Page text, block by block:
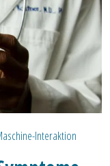
Interaktion